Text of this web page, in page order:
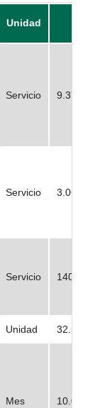
Unidad
Servicio
Servicio
Servicio
Unidad
Mes